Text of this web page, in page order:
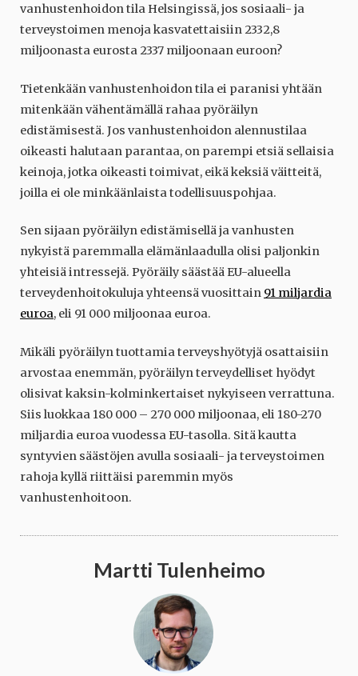
vanhustenhoidon tila Helsingissä, jos sosiaali- ja
terveystoimen menoja kasvatettaisiin 2332,8
miljoonasta eurosta 2337 miljoonaan euroon?
Tietenkään vanhustenhoidon tila ei paranisi yhtään
mitenkään vähentämällä rahaa pyöräilyn
edistämisestä. Jos vanhustenhoidon alennustilaa
oikeasti halutaan parantaa, on parempi etsiä sellaisia
keinoja, jotka oikeasti toimivat, eikä keksiä väitteitä,
joilla ei ole minkäänlaista todellisuuspohjaa.
Sen sijaan pyöräilyn edistämisellä ja vanhusten
nykyistä paremmalla elämänlaadulla olisi paljonkin
yhteisiä intressejä. Pyöräily säästää EU-alueella
terveydenhoitokuluja yhteensä vuosittain 91 miljardia
euroa, eli 91 000 miljoonaa euroa.
Mikäli pyöräilyn tuottamia terveyshyötyjä osattaisiin
arvostaa enemmän, pyöräilyn terveydelliset hyödyt
olisivat kaksin-kolminkertaiset nykyiseen verrattuna.
Siis luokkaa 180 000 – 270 000 miljoonaa, eli 180-270
miljardia euroa vuodessa EU-tasolla. Sitä kautta
syntyvien säästöjen avulla sosiaali- ja terveystoimen
rahoja kyllä riittäisi paremmin myös
vanhustenhoitoon.
Martti Tulenheimo